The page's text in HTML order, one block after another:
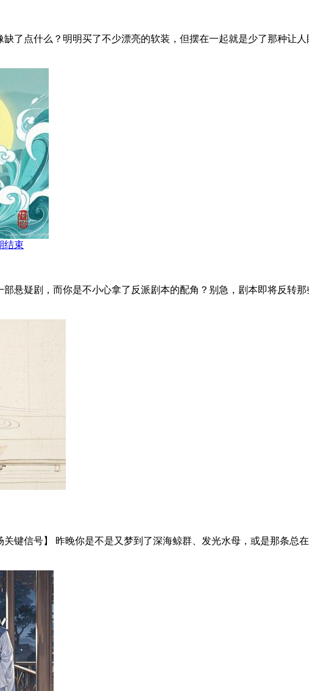
了点什么？明明买了不少漂亮的软装，但摆在一起就是少了那种让
结束
悬疑剧，而你是不小心拿了反派剧本的配角？别急，剧本即将反转
关键信号】 昨晚你是不是又梦到了深海鲸群、发光水母，或是那条总